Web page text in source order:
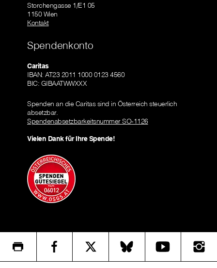
Storchengasse 1/E1 05
1150 Wien
Kontakt
Spendenkonto
Caritas
IBAN: AT23 2011 1000 0123 4560
BIC: GIBAATWWXXX
Spenden an die Caritas sind in Österreich steuerlich
absetzbar.
Spendenabsetzbarkeitsnummer SO-1126
Vielen Dank für Ihre Spende!